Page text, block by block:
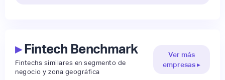
▸Fintech Benchmark
Fintechs similares en segmento de
negocio y zona geográfica
Ver más
empresas ▸